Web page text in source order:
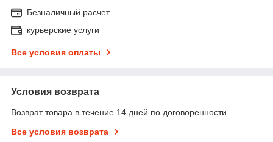
Безналичный расчет
курьерские услуги
Все условия оплаты
Условия возврата
Возврат товара в течение 14 дней по договоренности
Все условия возврата